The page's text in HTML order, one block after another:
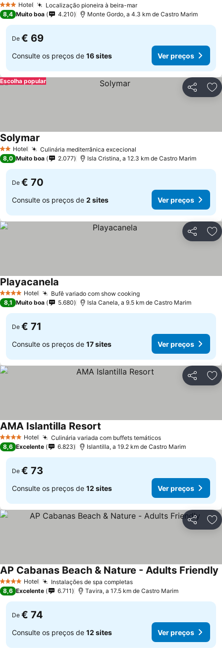
3 EstrelasHotel Localização pioneira à beira-marVer preços
8,4 Muito boa 4.210 Monte Gordo, a 4.3 km de Castro Marim
De € 69
Consulte os preços de 16 sites Ver preços
Partilhar
Escolha popular
2 Estrelas
Hotel Culinária mediterrânica excecional
Solymar
8,0 Muito boa 2.077 Isla Cristina, a 12.3 km de Castro Marim
De € 70
Consulte os preços de 2 sites Ver preços
Partilhar
4 EstrelasHotel Bufê variado com show cookingVer preços
Playacanela
8,1 Muito boa 5.680 Isla Canela, a 9.5 km de Castro Marim
De € 71
Consulte os preços de 17 sites Ver preços
Partilhar
4 EstrelasHotel Culinária variada com buffets temáticosVer preços
AMA Islantilla Resort
8,6 Excelente 6.823 Islantilla, a 19.2 km de Castro Marim
De € 73
Consulte os preços de 12 sites Ver preços
Partilhar
4 EstrelasHotel Instalações de spa completasVer preços
AP Cabanas Beach & Nature - Adults Friendly
8,6 Excelente 6.711 Tavira, a 17.5 km de Castro Marim
De € 74
Consulte os preços de 12 sites Ver preços